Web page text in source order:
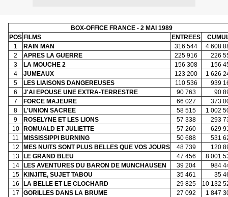
BOX-OFFICE FRANCE - 2 MAI 1989
POS FILMS ENTREES
1
RAIN MAN 316 544
4 608
2
APRES LA GUERRE 225 916
226
3
LA MOUCHE 2 156 308
156
4
JUMEAUX 123 200
1 626
5
LES LIAISONS DANGEREUSES 110 536
939
6
J'AI EPOUSE UNE EXTRA-TERRESTRE 90 763
90
7
FORCE MAJEURE 66 027
373
8
L'UNION SACREE 58 515
1 002
9
ROSELYNE ET LES LIONS 57 338
293
10
ROMUALD ET JULIETTE 57 260
629
11
MISSISSIPPI BURNING 50 688
531
12
MES NUITS SONT PLUS BELLES QUE VOS JOURS 48 739
120
13
LE GRAND BLEU 47 456
8 001
14
LES AVENTURES DU BARON DE MUNCHAUSEN 39 204
984
15
KINJITE, SUJET TABOU 35 461
35
16
LA BELLE ET LE CLOCHARD 29 825
10 132
17
GORILLES DANS LA BRUME 27 092
1 847